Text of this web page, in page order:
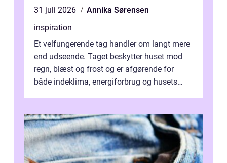
31 juli 2026
Annika Sørensen
inspiration
Et velfungerende tag handler om langt mere
end udseende. Taget beskytter huset mod
regn, blæst og frost og er afgørende for
både indeklima, energiforbrug og husets